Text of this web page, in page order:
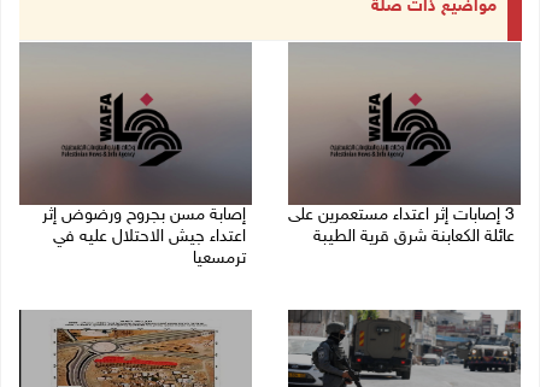
مواضيع ذات صلة
‏3 إصابات إثر اعتداء مستعمرين على
عائلة الكعابنة شرق قرية الطيبة
إصابة مسن بجروح ورضوض إثر
اعتداء جيش الاحتلال عليه في
ترمسعيا